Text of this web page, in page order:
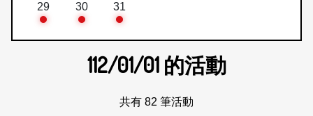
29 30 31
112/01/01 的活動
共有 82 筆活動